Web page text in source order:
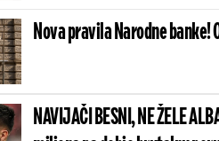
Nova pravila Narodne
NAVIJAČI BESNI, NE ŽELE